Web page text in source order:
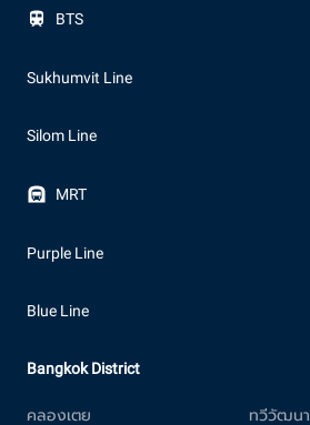
BTS
Sukhumvit Line
Silom Line
MRT
Purple Line
Blue Line
Bangkok District
คลองเตย
ทวีวัฒนา